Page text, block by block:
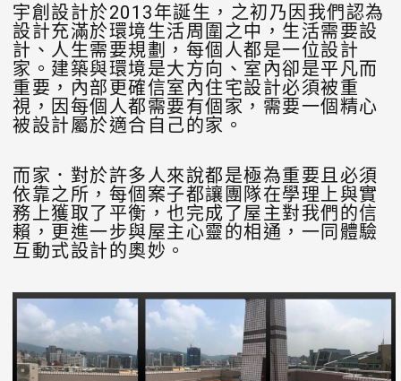
宇創設計於2013年誕生，之初乃因我們認為
設計充滿於環境生活周圍之中，生活需要設
計、人生需要規劃，每個人都是一位設計
家。建築與環境是大方向、室內卻是平凡而
重要，內部更確信室內住宅設計必須被重
視，因每個人都需要有個家，需要一個精心
被設計屬於適合自己的家。
而家．對於許多人來說都是極為重要且必須
依靠之所，每個案子都讓團隊在學理上與實
務上獲取了平衡，也完成了屋主對我們的信
賴，更進一步與屋主心靈的相通，一同體驗
互動式設計的奧妙。